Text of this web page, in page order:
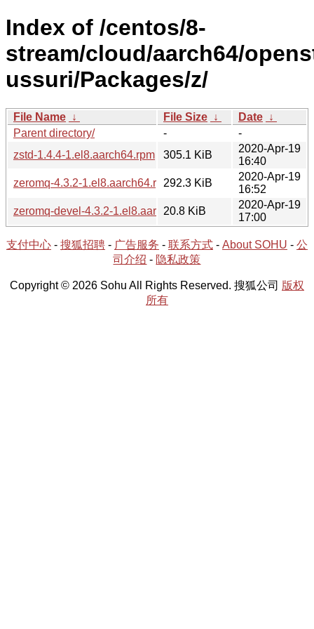
Index of /centos/8-
stream/cloud/aarch64/
ussuri/Packages/z/
File Name ↓ File Size ↓ Date ↓
Parent directory/
-
-
zstd-1.4.4-1.el8.aarch64.rpm
305.1 KiB
2020-Apr-19
16:40
zeromq-4.3.2-1.el8.aarch64.rpm292.3 KiB
2020-Apr-19
16:52
zeromq-devel-4.3.2-1.el8.aarch64.rpm
20.8 KiB
2020-Apr-19
17:00
支付中心 - 搜狐招聘 - 广告服务 - 联系方式 - About SOHU - 公
司介绍 - 隐私政策
Copyright © 2026 Sohu All Rights Reserved. 搜狐公司 版权
所有